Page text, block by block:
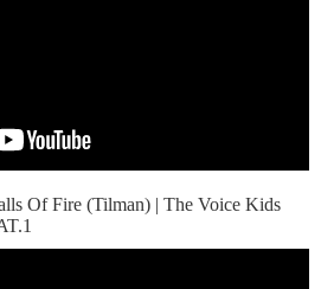
Of Fire (Tilman) | The Voice Kids